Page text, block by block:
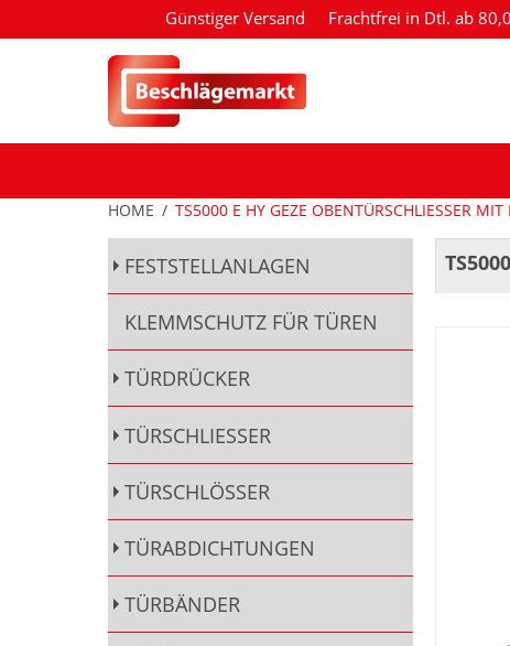
Günstiger Versand Frachtfrei in Dtl. ab
HOME / TS5000 E HY GEZE OBENTÜRSCHLIESSER
FESTSTELLANLAGEN
KLEMMSCHUTZ FÜR TÜREN
TÜRDRÜCKER
TÜRSCHLIESSER
TÜRSCHLÖSSER
TÜRABDICHTUNGEN
TÜRBÄNDER